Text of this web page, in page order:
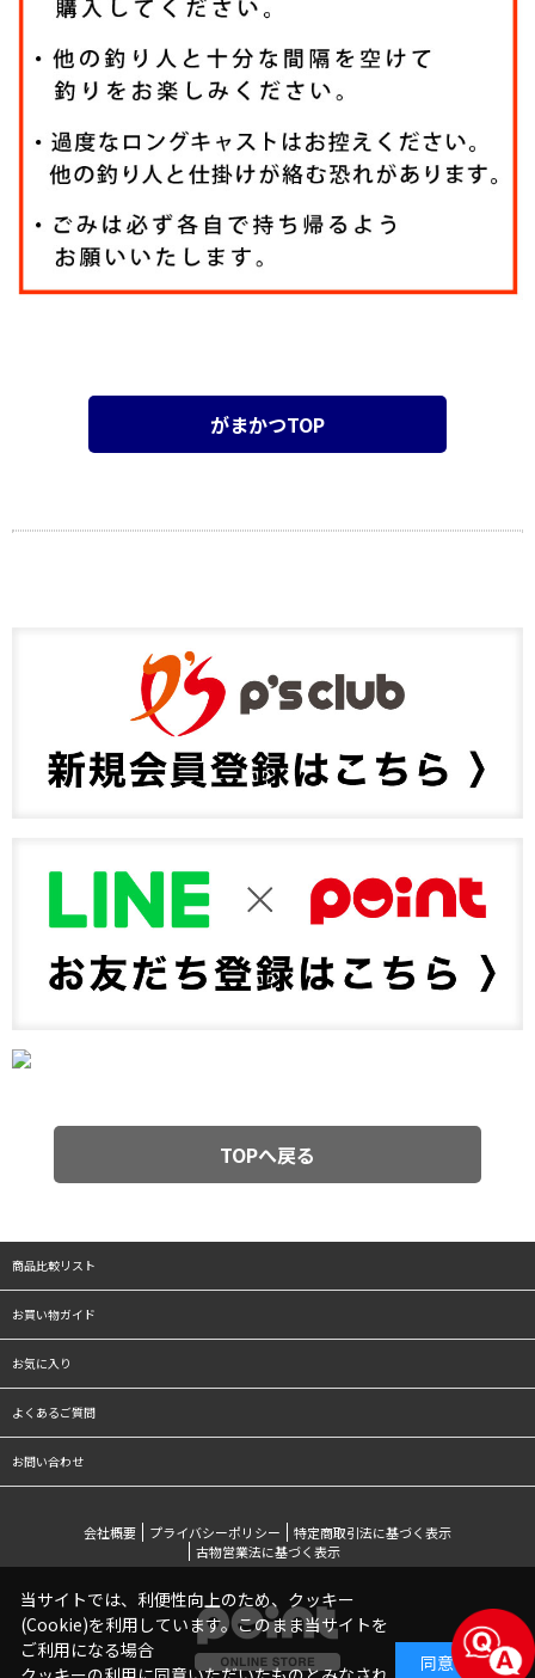
がまかつTOP
TOPへ戻る
商品比較リスト
お買い物ガイド
お気に入り
よくあるご質問
お問い合わせ
会社概要 プライバシーポリシー
特定商取引法に基づく表示
古物営業法に基づく表示
当サイトでは、利便性向上のため、クッキー
(Cookie)を利用しています。このまま当サイトを
ご利用になる場合
同意する